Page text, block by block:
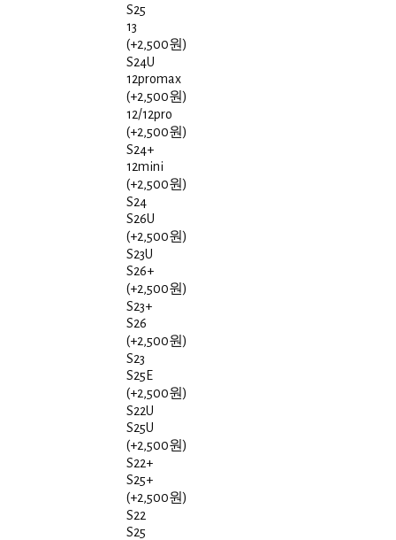
S25
13
(+2,500원)
S24U
12promax
(+2,500원)
12/12pro
(+2,500원)
S24+
12mini
(+2,500원)
S24
S26U
(+2,500원)
S23U
S26+
(+2,500원)
S23+
S26
(+2,500원)
S23
S25E
(+2,500원)
S22U
S25U
(+2,500원)
S22+
S25+
(+2,500원)
S22
S25